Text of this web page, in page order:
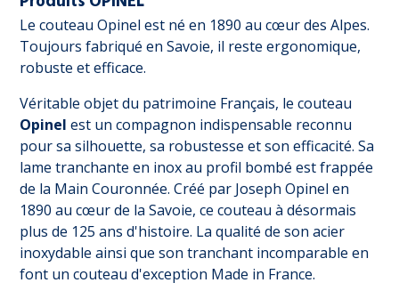
Le couteau Opinel est né en 1890 au cœur des Alpes.
Toujours fabriqué en Savoie, il reste ergonomique,
robuste et efficace.
Véritable objet du patrimoine Français, le couteau
Opinel est un compagnon indispensable reconnu
pour sa silhouette, sa robustesse et son efficacité. Sa
lame tranchante en inox au profil bombé est frappée
de la Main Couronnée. Créé par Joseph Opinel en
1890 au cœur de la Savoie, ce couteau à désormais
plus de 125 ans d'histoire. La qualité de son acier
inoxydable ainsi que son tranchant incomparable en
font un couteau d'exception Made in France.